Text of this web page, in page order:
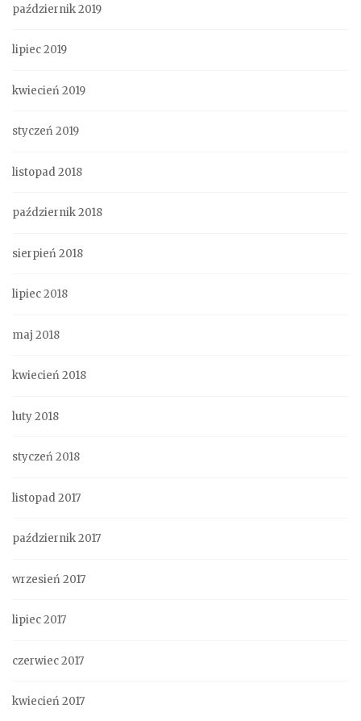
październik 2019
lipiec 2019
kwiecień 2019
styczeń 2019
listopad 2018
październik 2018
sierpień 2018
lipiec 2018
maj 2018
kwiecień 2018
luty 2018
styczeń 2018
listopad 2017
październik 2017
wrzesień 2017
lipiec 2017
czerwiec 2017
kwiecień 2017